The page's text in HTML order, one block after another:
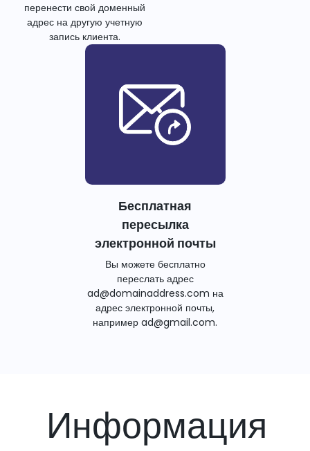
перенести свой доменный
адрес на другую учетную
запись клиента.
Бесплатная
пересылка
электронной почты
Вы можете бесплатно
переслать адрес
ad@domainaddress.com на
адрес электронной почты,
например ad@gmail.com.
Информация